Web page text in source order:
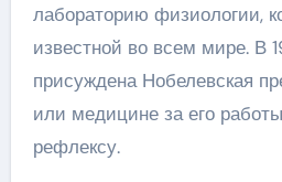
лабораторию физиологии,
известной во всем мире. В
присуждена Нобелевская
или медицине за его
рефлексу.